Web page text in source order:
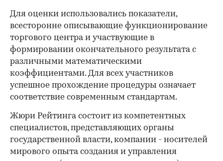
Для оценки использовались показатели,
всесторонне описывающие функционирование
торгового центра и участвующие в
формировании окончательного результата с
различными математическими
коэффициентами. Для всех участников
успешное прохождение процедуры означает
соответствие современным стандартам.
Жюри Рейтинга состоит из компетентных
специалистов, представляющих органы
государственной власти, компании - носителей
мирового опыта создания и управления